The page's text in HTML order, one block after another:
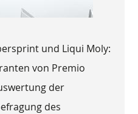
und Liqui Moly:
von Premio
der
des